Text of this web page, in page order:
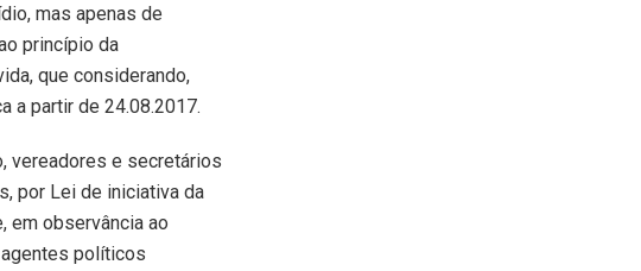
mas apenas de
princípio da
que considerando,
a partir de 24.08.2017.
vereadores e secretários
por Lei de iniciativa da
em observância ao
políticos